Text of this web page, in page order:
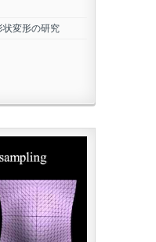
状変形の研究